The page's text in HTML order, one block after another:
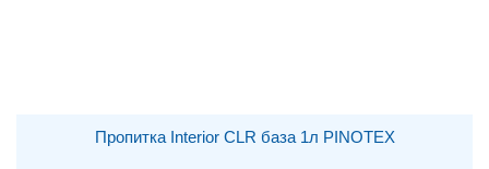
Пропитка Interior CLR база 1л PINOTEX